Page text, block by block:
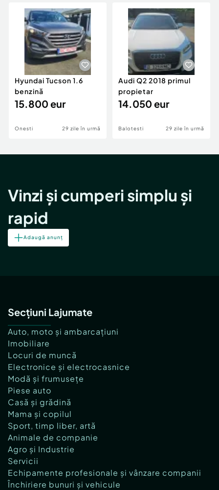
Servicii
Animale de companie
Afaceri și echipamente profesionale
Inchiriere Bunuri si Vehicule
Utilaje agricole si industriale
Piese auto si accesorii
Dacia Duster
Hyundai Tucson 1.6
benzină
15.800 eur
Onesti 29 zile în urmă
Audi Q2 2018 primul
propietar
14.050 eur
Balotesti 29 zile în urmă
Vinzi și cumperi simplu și
rapid
Adaugă anunț
Secțiuni Lajumate
Auto, moto și ambarcațiuni
Imobiliare
Locuri de muncă
Electronice și electrocasnice
Modă și frumusețe
Piese auto
Casă și grădină
Mama și copilul
Sport, timp liber, artă
Animale de companie
Agro și Industrie
Servicii
Echipamente profesionale și vânzare companii
Închiriere bunuri și vehicule